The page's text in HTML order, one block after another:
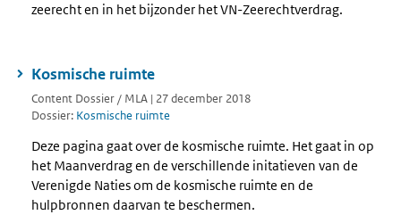
zeerecht en in het bijzonder het VN-Zeerechtverdrag.
Kosmische ruimte
Content Dossier / MLA | 27 december 2018
Dossier: Kosmische ruimte
Deze pagina gaat over de kosmische ruimte. Het gaat in op
het Maanverdrag en de verschillende initatieven van de
Verenigde Naties om de kosmische ruimte en de
hulpbronnen daarvan te beschermen.